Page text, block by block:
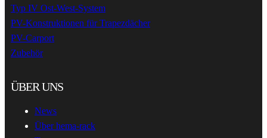
Typ IV Ost-West-System
PV-Konstruktionen für Trapezdächer
PV-Carport
Zubehör
ÜBER UNS
News
Über hema-rack